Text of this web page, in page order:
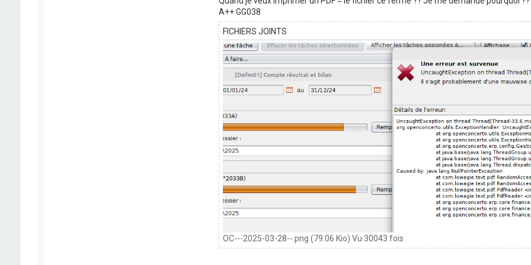
A++ GG038
FICHIERS JOINTS
OC---2025-03-28--.png (79.06 Kio) Vu 30043 fois